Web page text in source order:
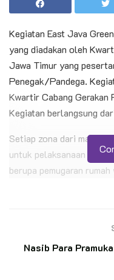
Kegiatan East Java
yang diadakan oleh
Jawa Timur yang
Penegak/Pandega.
Kwartir Cabang Gerakan
Kegiatan berlangsung
Setiap zona dari
untuk pelaksanaan
berupa pemugaran
150 bahan pangan, dan
Nasib Para